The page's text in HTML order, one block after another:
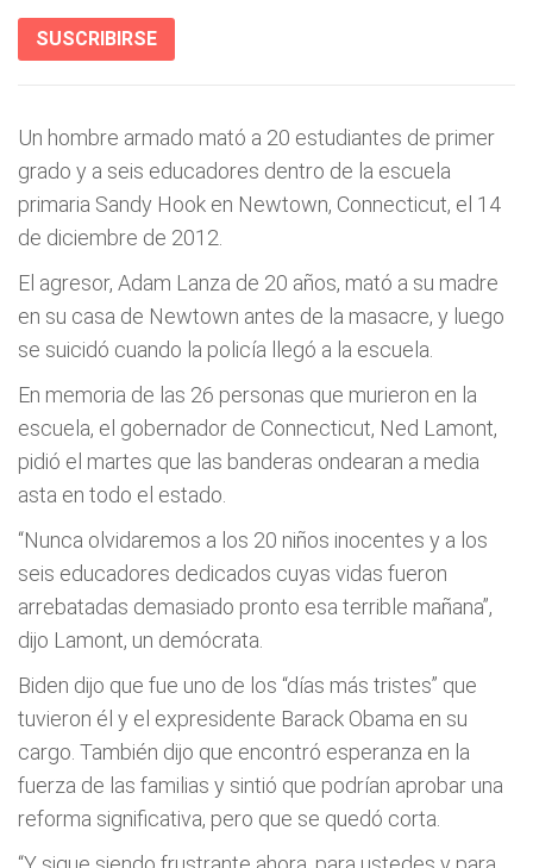
SUSCRIBIRSE
Un hombre armado mató a 20 estudiantes de primer
grado y a seis educadores dentro de la escuela
primaria Sandy Hook en Newtown, Connecticut, el 14
de diciembre de 2012.
El agresor, Adam Lanza de 20 años, mató a su madre
en su casa de Newtown antes de la masacre, y luego
se suicidó cuando la policía llegó a la escuela.
En memoria de las 26 personas que murieron en la
escuela, el gobernador de Connecticut, Ned Lamont,
pidió el martes que las banderas ondearan a media
asta en todo el estado.
“Nunca olvidaremos a los 20 niños inocentes y a los
seis educadores dedicados cuyas vidas fueron
arrebatadas demasiado pronto esa terrible mañana”,
dijo Lamont, un demócrata.
Biden dijo que fue uno de los “días más tristes” que
tuvieron él y el expresidente Barack Obama en su
cargo. También dijo que encontró esperanza en la
fuerza de las familias y sintió que podrían aprobar una
reforma significativa, pero que se quedó corta.